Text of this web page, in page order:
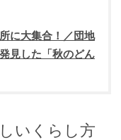
に大集合！／団地
見した「秋のどん
いくらし方